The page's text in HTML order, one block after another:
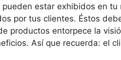
estar exhibidos en tu
por tus clientes. Éstos
productos entorpece la
Así que recuerda: el